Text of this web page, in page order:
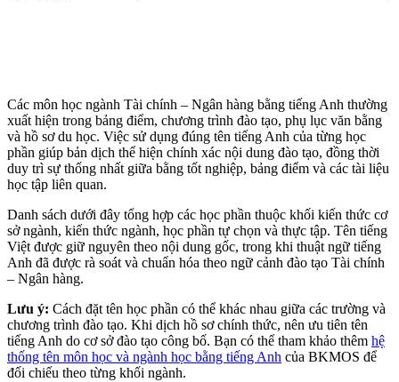
Các môn học ngành Tài chính – Ngân hàng bằng tiếng Anh thường
xuất hiện trong bảng điểm, chương trình đào tạo, phụ lục văn bằng
và hồ sơ du học. Việc sử dụng đúng tên tiếng Anh của từng học
phần giúp bản dịch thể hiện chính xác nội dung đào tạo, đồng thời
duy trì sự thống nhất giữa bằng tốt nghiệp, bảng điểm và các tài liệu
học tập liên quan.
Danh sách dưới đây tổng hợp các học phần thuộc khối kiến thức cơ
sở ngành, kiến thức ngành, học phần tự chọn và thực tập. Tên tiếng
Việt được giữ nguyên theo nội dung gốc, trong khi thuật ngữ tiếng
Anh đã được rà soát và chuẩn hóa theo ngữ cảnh đào tạo Tài chính
– Ngân hàng.
Lưu ý: Cách đặt tên học phần có thể khác nhau giữa các trường và
chương trình đào tạo. Khi dịch hồ sơ chính thức, nên ưu tiên tên
tiếng Anh do cơ sở đào tạo công bố. Bạn có thể tham khảo thêm hệ
thống tên môn học và ngành học bằng tiếng Anh của BKMOS để
đối chiếu theo từng khối ngành.